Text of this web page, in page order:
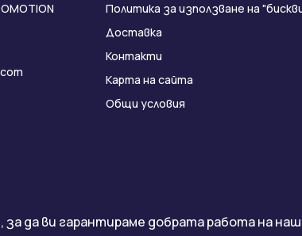
да ви гарантираме добрата работа на
Политика за използване на
Доставка
Контакти
Карта на сайта
Общи условия